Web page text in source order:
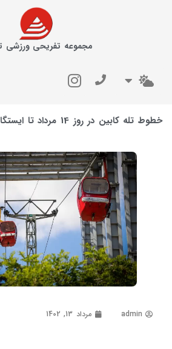
مجموعه تفریحی ورزشی
خطوط تله کابین در روز 14 مرداد تا ایستگاه 5 دایر است
admin مرداد 13, 1402